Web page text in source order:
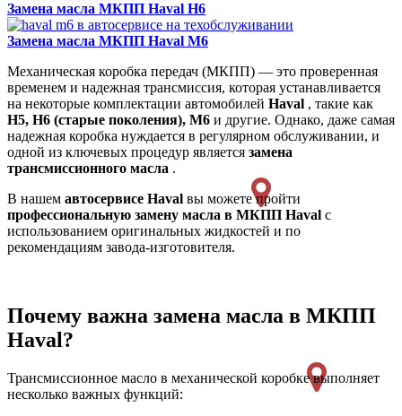
Замена масла МКПП Haval H6
Замена масла МКПП Haval M6
Механическая коробка передач (МКПП) — это проверенная
временем и надежная трансмиссия, которая устанавливается
на некоторые комплектации автомобилей Haval , такие как
H5, H6 (старые поколения), M6 и другие. Однако, даже самая
надежная коробка нуждается в регулярном обслуживании, и
одной из ключевых процедур является замена
трансмиссионного масла .
В нашем автосервисе Haval вы можете пройти
профессиональную замену масла в МКПП Haval с
использованием оригинальных жидкостей и по
рекомендациям завода-изготовителя.
Почему важна замена масла в МКПП
Haval?
Трансмиссионное масло в механической коробке выполняет
несколько важных функций: